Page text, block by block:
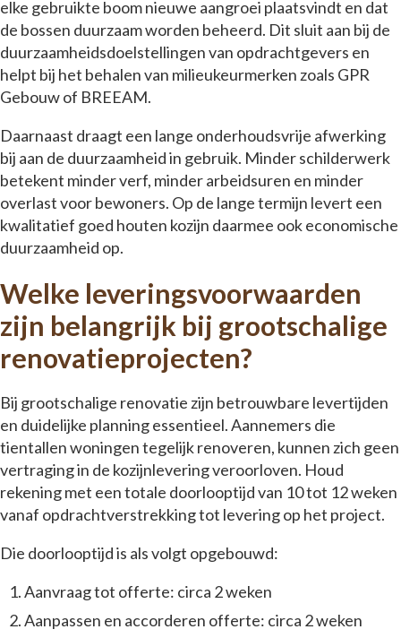
elke gebruikte boom nieuwe aangroei plaatsvindt en dat
de bossen duurzaam worden beheerd. Dit sluit aan bij de
duurzaamheidsdoelstellingen van opdrachtgevers en
helpt bij het behalen van milieukeurmerken zoals GPR
Gebouw of BREEAM.
Daarnaast draagt een lange onderhoudsvrije afwerking
bij aan de duurzaamheid in gebruik. Minder schilderwerk
betekent minder verf, minder arbeidsuren en minder
overlast voor bewoners. Op de lange termijn levert een
kwalitatief goed houten kozijn daarmee ook economische
duurzaamheid op.
Welke leveringsvoorwaarden
zijn belangrijk bij grootschalige
renovatieprojecten?
Bij grootschalige renovatie zijn betrouwbare levertijden
en duidelijke planning essentieel. Aannemers die
tientallen woningen tegelijk renoveren, kunnen zich geen
vertraging in de kozijnlevering veroorloven. Houd
rekening met een totale doorlooptijd van 10 tot 12 weken
vanaf opdrachtverstrekking tot levering op het project.
Die doorlooptijd is als volgt opgebouwd:
Aanvraag tot offerte: circa 2 weken
Aanpassen en accorderen offerte: circa 2 weken